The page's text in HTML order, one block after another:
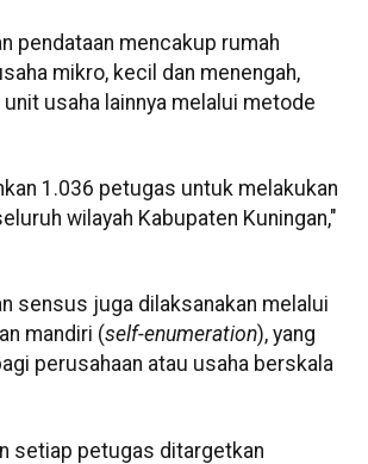
pendataan mencakup rumah
mikro, kecil dan menengah,
usaha lainnya melalui metode
1.036 petugas untuk melakukan
wilayah Kabupaten Kuningan,"
sensus juga dilaksanakan melalui
mandiri (self-enumeration), yang
perusahaan atau usaha berskala
setiap petugas ditargetkan